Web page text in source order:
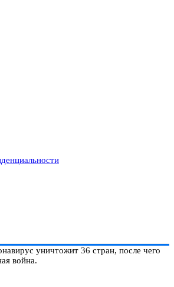
уничтожит 36 стран, после чего
война.